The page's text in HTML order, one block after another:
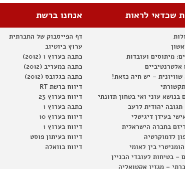
שכדאי לראות
מיתוסים ועובדות
– יש חיה כזאת!
בנושא עוני ואי בטחון תזונתי
תגובה יהודית לרעב
בעידן דיגיטלי
בחברה הישראלית
לדמוקרטיה
בין לאומי
– בטיחות לעובדי הבניין
– מגזין אקטואליה
אנחנו ברשת
דף הפייסבוק של החברתית
ערוץ ביוטיוב
כתבה בערוץ 1 (2012)
כתבה במעריב (2012)
כתבה בגלובס (2012)
דיווח ברשת RT
דיווח בערוץ 23
כתבה בערוץ 1
דיווח בערוץ 10
דיווח בערוץ 1
דיווח בעיתון פוסט
דיווח בוואלה